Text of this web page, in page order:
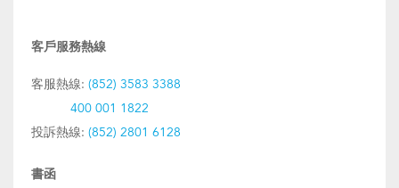
客戶服務熱線
客服熱線: (852) 3583 3388
400 001 1822
投訴熱線: (852) 2801 6128
書函